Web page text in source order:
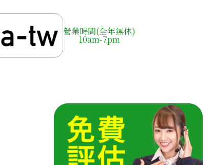
營業時間(全年無休)
10am-7pm